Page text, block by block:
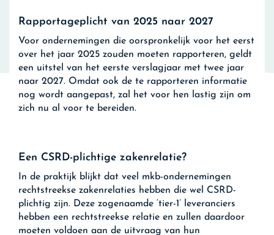
Rapportageplicht van 2025 naar 2027
Voor ondernemingen die oorspronkelijk voor het eerst
over het jaar 2025 zouden moeten rapporteren, geldt
een uitstel van het eerste verslagjaar met twee jaar
naar 2027. Omdat ook de te rapporteren informatie
nog wordt aangepast, zal het voor hen lastig zijn om
zich nu al voor te bereiden.
Een CSRD-plichtige zakenrelatie?
In de praktijk blijkt dat veel mkb-ondernemingen
rechtstreekse zakenrelaties hebben die wel CSRD-
plichtig zijn. Deze zogenaamde ‘tier-1’ leveranciers
hebben een rechtstreekse relatie en zullen daardoor
moeten voldoen aan de uitvraag van hun